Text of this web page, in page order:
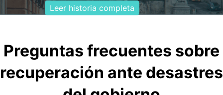
Leer historia completa
Preguntas frecuentes sobre
recuperación ante desastres